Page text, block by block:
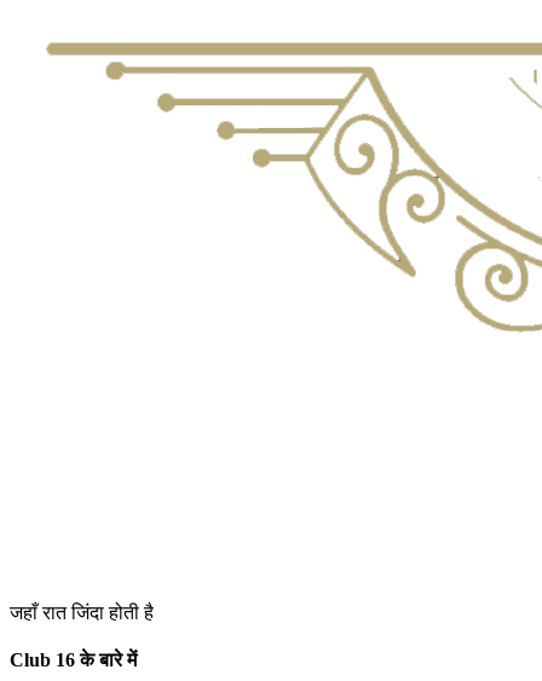
जहाँ रात जिंदा होती है
Club 16 के बारे में